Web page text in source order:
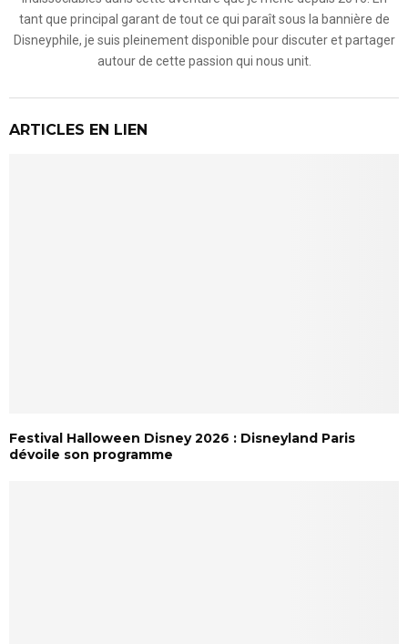
tant que principal garant de tout ce qui paraît sous la bannière de
Disneyphile, je suis pleinement disponible pour discuter et partager
autour de cette passion qui nous unit.
ARTICLES EN LIEN
Festival Halloween Disney 2026 : Disneyland Paris
dévoile son programme